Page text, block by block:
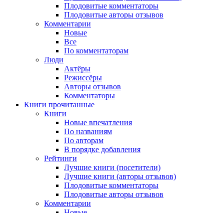
Плодовитые комментаторы
Плодовитые авторы отзывов
Комментарии
Новые
Все
По комментаторам
Люди
Актёры
Режиссёры
Авторы отзывов
Комментаторы
Книги прочитанные
Книги
Новые впечатления
По названиям
По авторам
В порядке добавления
Рейтинги
Лучшие книги (посетители)
Лучшие книги (авторы отзывов)
Плодовитые комментаторы
Плодовитые авторы отзывов
Комментарии